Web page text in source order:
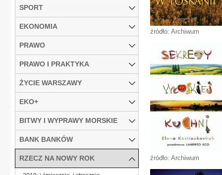
źródło: Archiwum
źródło: Archiwum
SPORT
EKONOMIA
PRAWO
PRAWO I PRAKTYKA
ŻYCIE WARSZAWY
EKO+
BITWY I WYPRAWY MORSKIE
BANK BANKÓW
RZECZ NA NOWY ROK